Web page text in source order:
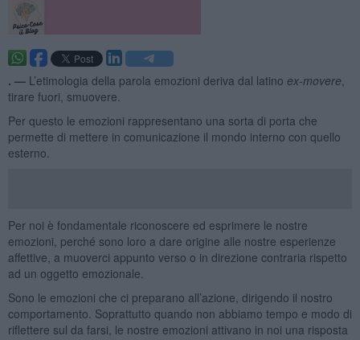
. — L’etimologia della parola emozioni deriva dal latino ex-movere
tirare fuori, smuovere.
Per questo le emozioni rappresentano una sorta di porta che
permette di mettere in comunicazione il mondo interno con quello
esterno.
Per noi è fondamentale riconoscere ed esprimere le nostre
emozioni, perché sono loro a dare origine alle nostre esperienze
affettive, a muoverci appunto verso o in direzione contraria rispetto
ad un oggetto emozionale.
Sono le emozioni che ci preparano all’azione, dirigendo il nostro
comportamento. Soprattutto quando non abbiamo tempo e modo di
riflettere sul da farsi, le nostre emozioni attivano in noi una risposta